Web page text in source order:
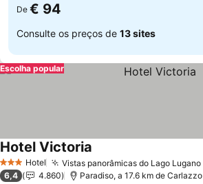
De € 94
Consulte os preços de 13 sites
Escolha popular
3 EstrelasHotel Vistas panorâmicas do Lago Lugano
Hotel Victoria
6,4 4.860 Paradiso, a 17.6 km de Carlazzo